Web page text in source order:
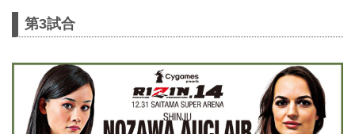
第3試合